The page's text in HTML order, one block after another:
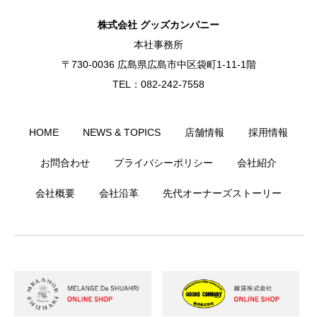
株式会社 グッズカンパニー
本社事務所
〒730-0036 広島県広島市中区袋町1-11-1階
TEL：082-242-7558
HOME NEWS & TOPICS 店舗情報 採用情報
お問合わせ プライバシーポリシー 会社紹介
会社概要 会社沿革 先代オーナーズストーリー